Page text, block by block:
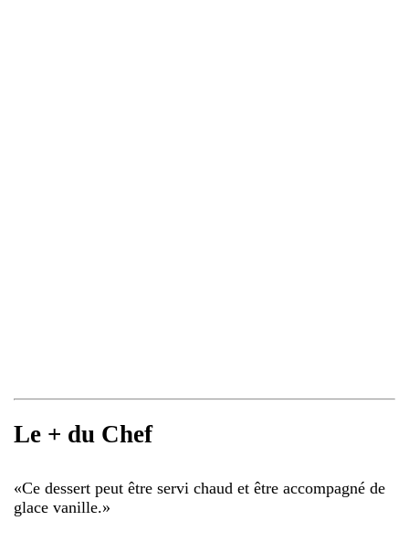
Le + du Chef
«Ce dessert peut être servi chaud et être accompagné de
glace vanille.»